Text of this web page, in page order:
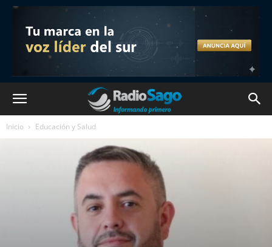
Inicio Educación y Salud